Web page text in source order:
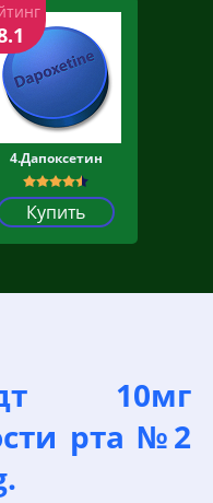
4.Дапоксетин
Купить
10мг
рта №2